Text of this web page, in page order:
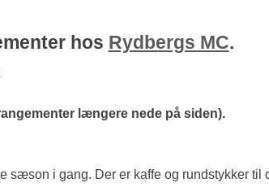
hos Rydbergs MC.
længere nede på siden).
sæson i gang. Der er kaffe og rundstykker